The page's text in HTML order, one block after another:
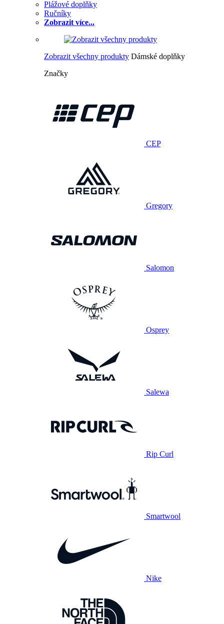
Plážové doplňky
Ručníky
Zobrazit více...
Zobrazit všechny produkty Dámské doplňky
Značky
CEP
Gregory
Salomon
Osprey
Salewa
Rip Curl
Smartwool
Nike